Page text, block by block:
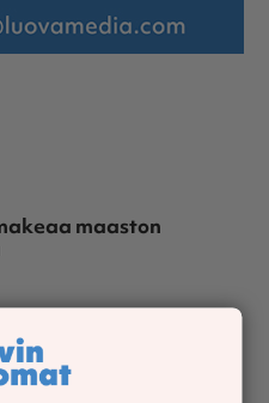
maaston
Park panostaa kaiken